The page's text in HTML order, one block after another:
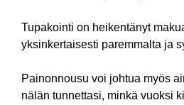
Tupakointi on heikentänyt
yksinkertaisesti paremmalta ja
Painonnousu voi johtua myös
nälän tunnettasi, minkä vuoksi